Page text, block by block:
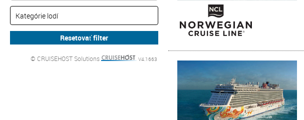
© CRUISEHOST Solutions V4.1663